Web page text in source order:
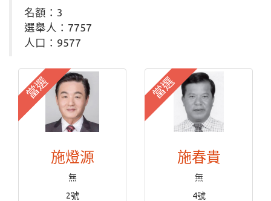
名額：3
選舉人：7757
人口：9577
當選
施燈源
無
2號
當選
施春貴
無
4號